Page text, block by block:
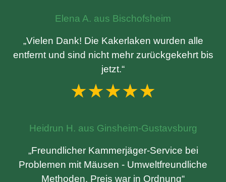
Elena A. aus Bischofsheim
„Vielen Dank! Die Kakerlaken wurden alle
entfernt und sind nicht mehr zurückgekehrt bis
jetzt.“
★★★★★
Heidrun H. aus Ginsheim-Gustavsburg
„Freundlicher Kammerjäger-Service bei
Problemen mit Mäusen - Umweltfreundliche
Methoden. Preis war in Ordnung“